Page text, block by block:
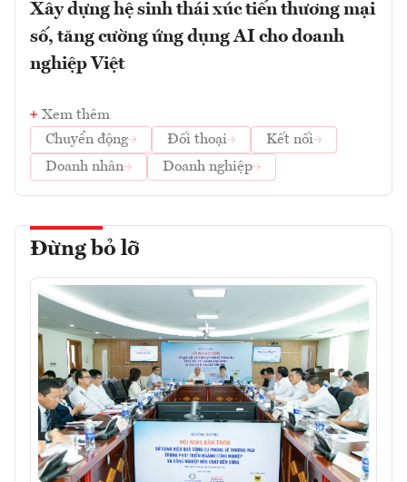
Xây dựng hệ sinh thái xúc tiến thương mại
số, tăng cường ứng dụng AI cho doanh
nghiệp Việt
Xem thêm
Chuyển động
Đối thoại
Kết nối
Doanh nhân
Doanh nghiệp
Đừng bỏ lỡ